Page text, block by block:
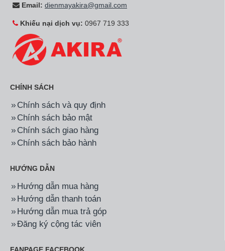
Email: dienmayakira@gmail.com
Khiếu nại dịch vụ: 0967 719 333
CHÍNH SÁCH
Chính sách và quy định
Chính sách bảo mật
Chính sách giao hàng
Chính sách bảo hành
HƯỚNG DẪN
Hướng dẫn mua hàng
Hướng dẫn thanh toán
Hướng dẫn mua trả góp
Đăng ký cộng tác viên